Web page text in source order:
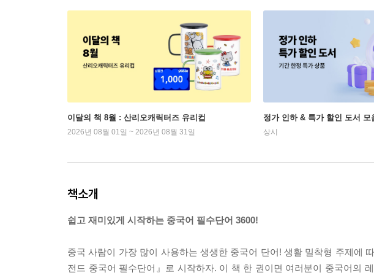
이달의 책 8월 : 산리오캐릭터즈 유리컵
2026년 08월 01일 ~ 2026년 08월 31일
정가 인하 & 특가 할인 도서 모
상시
책소개
쉽고 재미있게 시작하는 중국어 필수단어 3600!
중국 사람이 가장 많이 사용하는 생생한 중국어 단어! 생활 밀착형 주제에
전드 중국어 필수단어』로 시작하자. 이 책 한 권이면 여러분이 중국어의